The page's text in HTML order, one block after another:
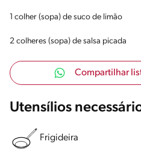
1 colher (sopa) de suco de limão
2 colheres (sopa) de salsa picada
Compartilhar
Utensílios
Frigideira